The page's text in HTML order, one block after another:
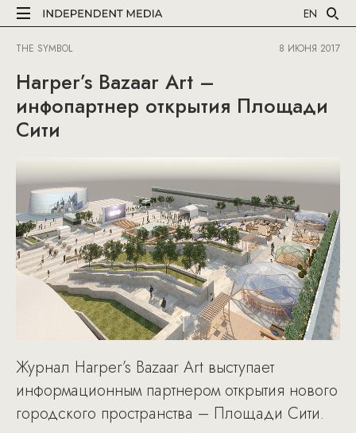
EN
THE SYMBOL 8 ИЮНЯ 2017
Harper’s Bazaar Art –
инфопартнер открытия Площади
Сити
Журнал Harper’s Bazaar Art выступает
информационным партнером открытия нового
городского пространства – Площади Сити.